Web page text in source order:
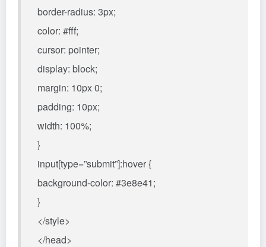
border-radius: 3px;
color: #fff;
cursor: pointer;
display: block;
margin: 10px 0;
padding: 10px;
width: 100%;
}
input[type=”submit”]:hover {
background-color: #3e8e41;
}
</style>
</head>